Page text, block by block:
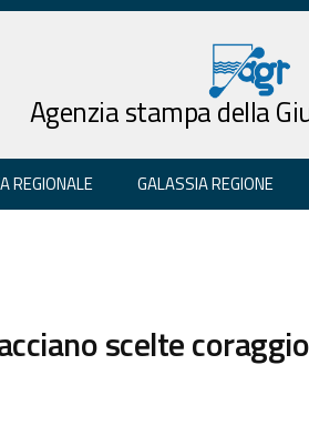
Agenzia stampa della
REGIONALE GALASSIA REGIONE
scelte